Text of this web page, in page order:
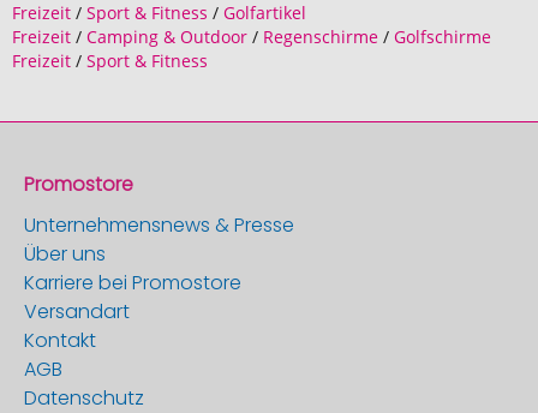
Freizeit / Sport & Fitness / Golfartikel
Freizeit / Camping & Outdoor / Regenschirme / Golfschirme
Freizeit / Sport & Fitness
Promostore
Unternehmensnews & Presse
Über uns
Karriere bei Promostore
Versandart
Kontakt
AGB
Datenschutz